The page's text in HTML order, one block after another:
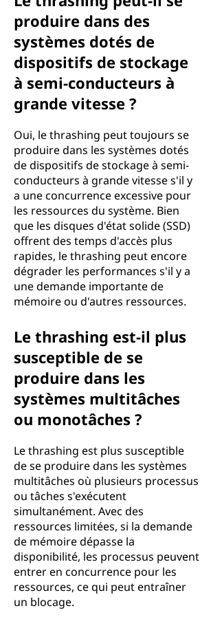
produire dans des
systèmes dotés de
dispositifs de stockage
à semi-conducteurs à
grande vitesse ?
Oui, le thrashing peut toujours se
produire dans les systèmes dotés
de dispositifs de stockage à semi-
conducteurs à grande vitesse s'il y
a une concurrence excessive pour
les ressources du système. Bien
que les disques d'état solide (SSD)
offrent des temps d'accès plus
rapides, le thrashing peut encore
dégrader les performances s'il y a
une demande importante de
mémoire ou d'autres ressources.
Le thrashing est-il plus
susceptible de se
produire dans les
systèmes multitâches
ou monotâches ?
Le thrashing est plus susceptible
de se produire dans les systèmes
multitâches où plusieurs processus
ou tâches s'exécutent
simultanément. Avec des
ressources limitées, si la demande
de mémoire dépasse la
disponibilité, les processus peuvent
entrer en concurrence pour les
ressources, ce qui peut entraîner
un blocage.